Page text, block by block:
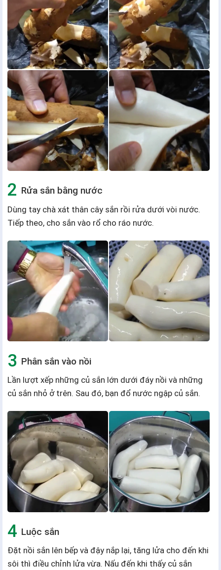
Rửa sắn bằng nước
Dùng tay chà xát thân cây sắn rồi rửa dưới vòi nước.
Tiếp theo, cho sắn vào rổ cho ráo nước.
Phân sắn vào nồi
Lần lượt xếp những củ sắn lớn dưới đáy nồi và những
củ sắn nhỏ ở trên. Sau đó, bạn đổ nước ngập củ sắn.
Luộc sắn
Đặt nồi sắn lên bếp và đậy nắp lại, tăng lửa cho đến khi
sôi thì điều chỉnh lửa vừa. Nấu đến khi thấy củ sắn